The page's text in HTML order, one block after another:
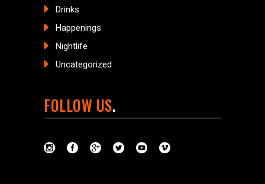
Drinks
Happenings
Nightlife
Uncategorized
FOLLOW US